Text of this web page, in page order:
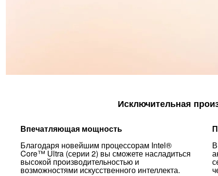
Исключительная
Впечатляющая мощность
Благодаря новейшим процессорам Intel®
Core™ Ultra (серии 2) вы сможете насладиться
высокой производительностью и
возможностями искусственного интеллекта.